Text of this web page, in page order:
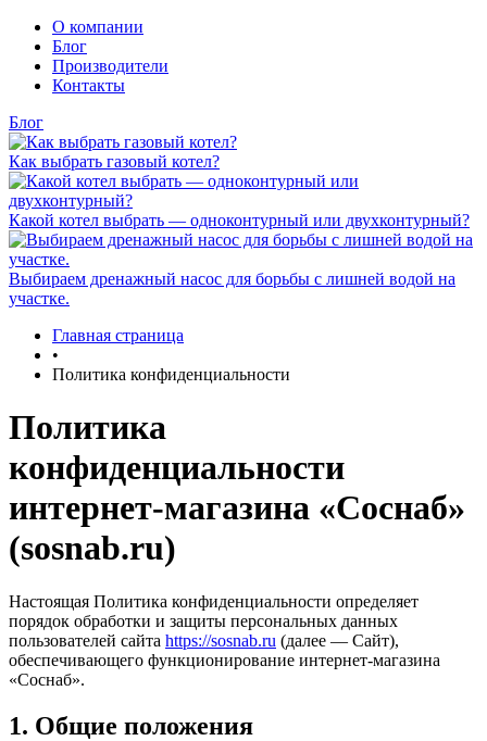
О компании
Блог
Производители
Контакты
Блог
Как выбрать газовый котел?
Какой котел выбрать — одноконтурный или двухконтурный?
Выбираем дренажный насос для борьбы с лишней водой на
участке.
Главная страница
•
Политика конфиденциальности
Политика
конфиденциальности
интернет‑магазина «Соснаб»
(sosnab.ru)
Настоящая Политика конфиденциальности определяет
порядок обработки и защиты персональных данных
пользователей сайта https://sosnab.ru (далее — Сайт),
обеспечивающего функционирование интернет‑магазина
«Соснаб».
1. Общие положения